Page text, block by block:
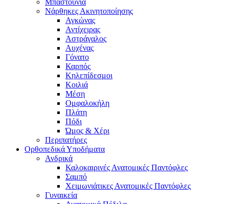
Μπαστούνια
Νάρθηκες Ακινητοποίησης
Αγκώνας
Αντίχειρας
Αστράγαλος
Αυχένας
Γόνατο
Καρπός
Κηλεπίδεσμοι
Κοιλιά
Μέση
Ομφαλοκήλη
Πλάτη
Πόδι
Ώμος & Χέρι
Περιπατήρες
Ορθοπεδικά Υποδήματα
Ανδρικά
Καλοκαιρινές Ανατομικές Παντόφλες
Σαμπό
Χειμωνιάτικες Ανατομικές Παντόφλες
Γυναικεία